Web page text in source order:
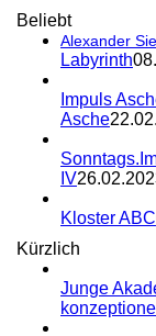
Beliebt
Alexander
Labyrinth
Impuls
Asche
IV
Kloster ABC
Kürzlich
Junge